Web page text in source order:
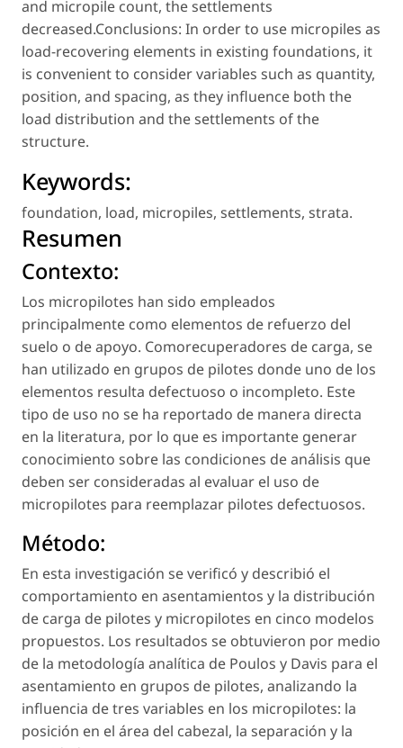
and micropile count, the settlements
decreased.Conclusions: In order to use micropiles as
load-recovering elements in existing foundations, it
is convenient to consider variables such as quantity,
position, and spacing, as they influence both the
load distribution and the settlements of the
structure.
Keywords:
foundation, load, micropiles, settlements, strata.
Resumen
Contexto:
Los micropilotes han sido empleados
principalmente como elementos de refuerzo del
suelo o de apoyo. Comorecuperadores de carga, se
han utilizado en grupos de pilotes donde uno de los
elementos resulta defectuoso o incompleto. Este
tipo de uso no se ha reportado de manera directa
en la literatura, por lo que es importante generar
conocimiento sobre las condiciones de análisis que
deben ser consideradas al evaluar el uso de
micropilotes para reemplazar pilotes defectuosos.
Método:
En esta investigación se verificó y describió el
comportamiento en asentamientos y la distribución
de carga de pilotes y micropilotes en cinco modelos
propuestos. Los resultados se obtuvieron por medio
de la metodología analítica de Poulos y Davis para el
asentamiento en grupos de pilotes, analizando la
influencia de tres variables en los micropilotes: la
posición en el área del cabezal, la separación y la